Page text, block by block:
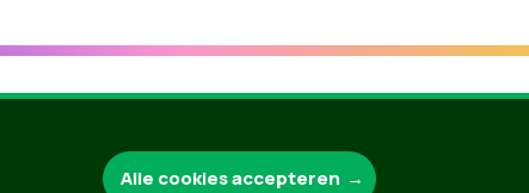
Groen.be
Alle cookies accepteren